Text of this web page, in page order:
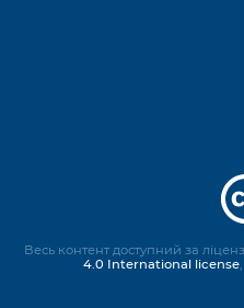
Весь контент доступний за
4.0 International license